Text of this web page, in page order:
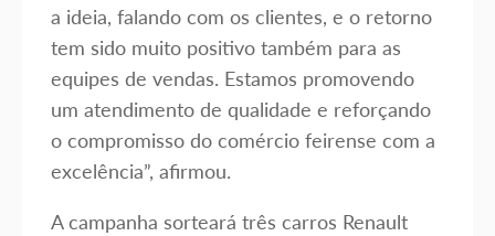
a ideia, falando com os clientes, e o retorno
tem sido muito positivo também para as
equipes de vendas. Estamos promovendo
um atendimento de qualidade e reforçando
o compromisso do comércio feirense com a
excelência”, afirmou.
A campanha sorteará três carros Renault